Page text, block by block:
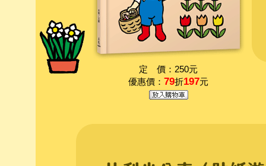
定 價：250元
優惠價：79折197元